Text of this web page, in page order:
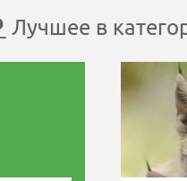
Лучшее в